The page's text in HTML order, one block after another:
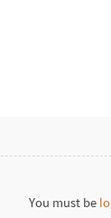
You must be